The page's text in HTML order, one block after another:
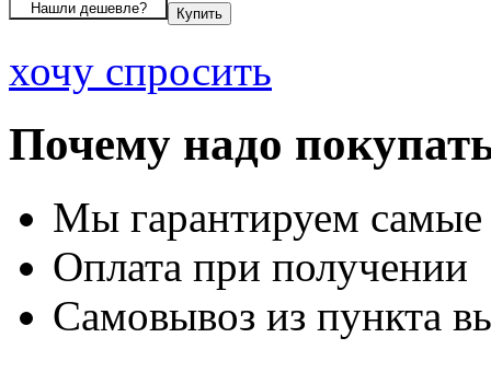
хочу спросить
Почему надо
Мы гарантируем
Оплата при получении
Самовывоз из пункта